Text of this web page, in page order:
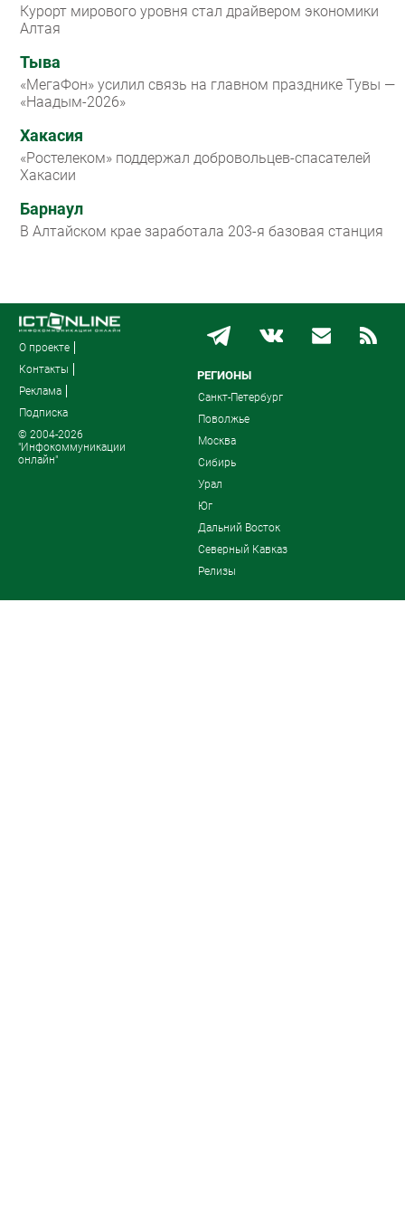
Курорт мирового уровня стал драйвером экономики
Алтая
Тыва
«МегаФон» усилил связь на главном празднике Тувы —
«Наадым-2026»
Хакасия
«Ростелеком» поддержал добровольцев-спасателей
Хакасии
Барнаул
В Алтайском крае заработала 203-я базовая станция
О проекте
Контакты
Реклама
Подписка
© 2004-2026
"Инфокоммуникации
онлайн"
РЕГИОНЫ
Санкт-Петербург
Поволжье
Москва
Сибирь
Урал
Юг
Дальний Восток
Северный Кавказ
Релизы